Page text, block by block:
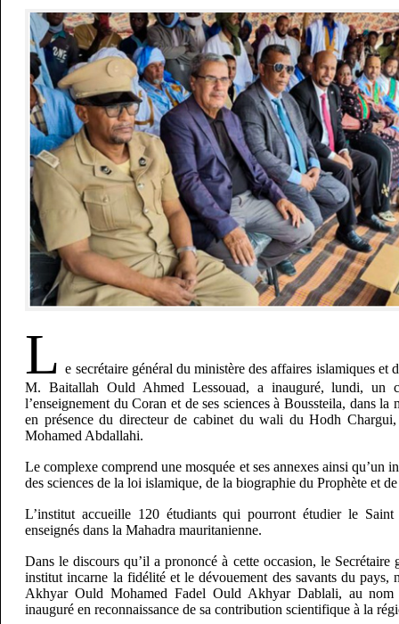
L e secrétaire général du ministère des affaires islamiques et
M. Baitallah Ould Ahmed Lessouad, a inauguré, lundi, un
l’enseignement du Coran et de ses sciences à Boussteila, dans la
en présence du directeur de cabinet du wali du Hodh
Mohamed Abdallahi.
Le complexe comprend une mosquée et ses annexes ainsi qu’un
des sciences de la loi islamique, de la biographie du Prophète et
L’institut accueille 120 étudiants qui pourront étudier le
enseignés dans la Mahadra mauritanienne.
Dans le discours qu’il a prononcé à cette occasion, le Secrétaire
institut incarne la fidélité et le dévouement des savants du pays,
Akhyar Ould Mohamed Fadel Ould Akhyar Dablali, au
inauguré en reconnaissance de sa contribution scientifique à la